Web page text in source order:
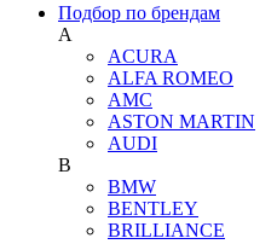
Подбор по брендам
A
ACURA
ALFA ROMEO
AMC
ASTON MARTIN
AUDI
B
BMW
BENTLEY
BRILLIANCE